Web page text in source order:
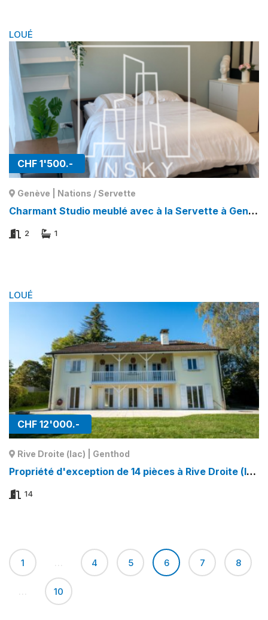
LOUÉ
CHF 1'500.-
Genève | Nations / Servette
Charmant Studio meublé avec à la Servette à Genève | Nations / Servette
2 1
LOUÉ
CHF 12'000.-
Rive Droite (lac) | Genthod
Propriété d'exception de 14 pièces à Rive Droite (lac) | Genthod
14
Pagination
des
publications
1 … 4 5 6 7 8
… 10